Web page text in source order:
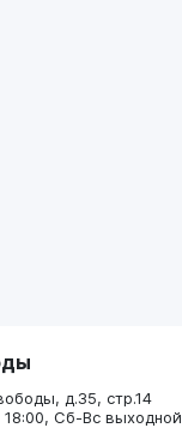
д.35, стр.14
Сб-Вс выходной